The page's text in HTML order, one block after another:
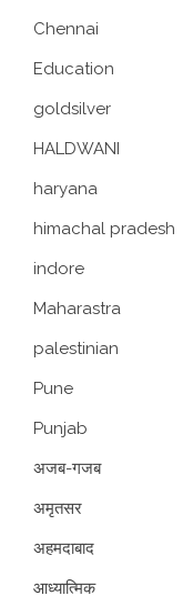
Chennai
Education
goldsilver
HALDWANI
haryana
himachal pradesh
indore
Maharastra
palestinian
Pune
Punjab
अजब-गजब
अमृतसर
अहमदाबाद
आध्यात्मिक